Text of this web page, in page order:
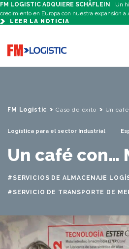
FM LOGISTIC ADQUIERE SCHÄFLEIN
Un
crecimiento en Europa con nuestra expansión a
LEER LA NOTICIA
Go to home page
FM Logistic Caso de éxito Un
Logística para el sector Industrial
Un café con…
#SERVICIOS DE ALMACENAJE
#SERVICIO DE TRANSPORTE DE